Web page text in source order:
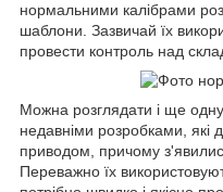
нормальними калібрами
шаблони. Зазвичай їх
провести контроль над
Можна розглядати і ще
недавніми розробками, які
приводом, причому
Переважно їх